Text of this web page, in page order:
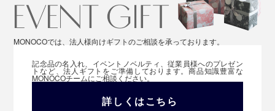
MONOCOでは、法人様向けギフトのご相談を承っております。
記念品の名入れ、イベントノベルティ、従業員様へのプレゼン
トなど、法人ギフトをご準備しております。商品知識豊富な
MONOCOチームにご相談ください。
詳しくはこちら